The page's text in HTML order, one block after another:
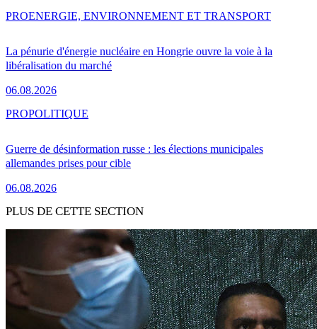
La pénurie d'énergie nucléaire en Hongrie ouvre la voie à la
libéralisation du marché
06.08.2026
PROENERGIE, ENVIRONNEMENT ET TRANSPORT
Guerre de désinformation russe : les élections municipales
allemandes prises pour cible
06.08.2026
PROPOLITIQUE
PLUS DE CETTE SECTION